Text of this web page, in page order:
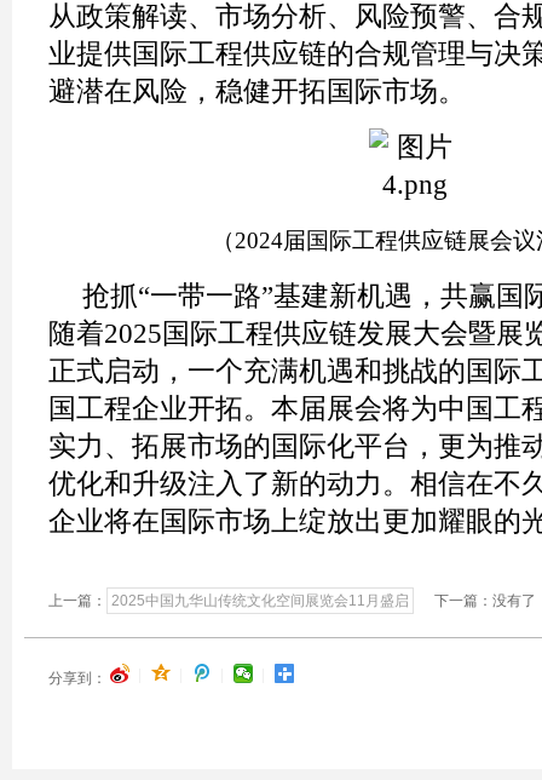
从政策解读、市场分析、风险预警、合
业提供国际工程供应链的合规管理与决
避潜在风险，稳健开拓国际市场。
（2024届国际工程供应链展会
抢抓“一带一路”基建新机遇，共赢国
随着2025国际工程供应链发展大会暨展
正式启动，一个充满机遇和挑战的国际
国工程企业开拓。本届展会将为中国工
实力、拓展市场的国际化平台，更为推
优化和升级注入了新的动力。相信在不
企业将在国际市场上绽放出更加耀眼的
上一篇： 2025中国九华山传统文化空间展览会11月盛启 下一篇：没有了
分享到：